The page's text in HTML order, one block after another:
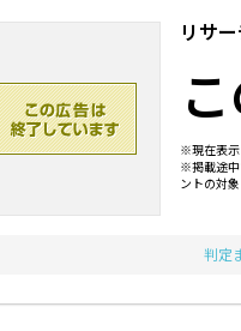
リサ
※現在表示
※掲載途中
ントの対象
判定